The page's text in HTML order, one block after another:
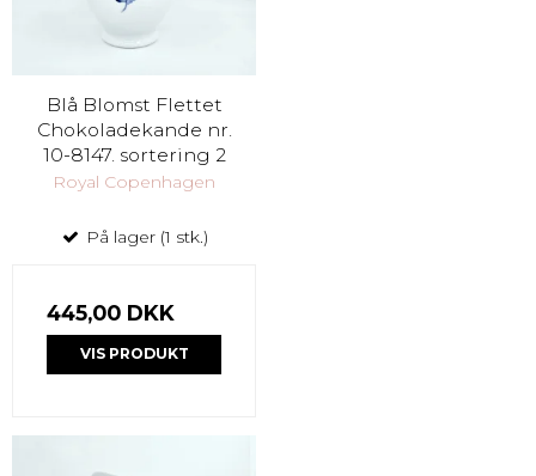
Blå Blomst Flettet
Chokoladekande nr.
10-8147. sortering 2
Royal Copenhagen
På lager (1 stk.)
445,00 DKK
VIS PRODUKT